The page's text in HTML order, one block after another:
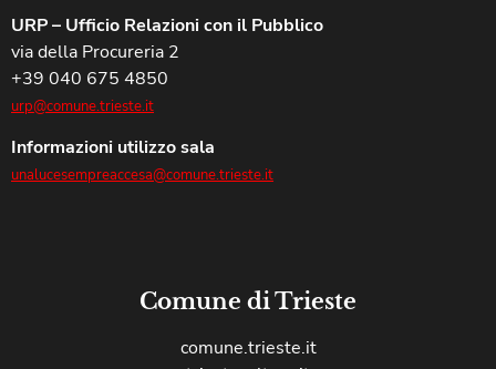
URP – Ufficio Relazioni con il Pubblico
via della Procureria 2
+39 040 675 4850
urp@comune.trieste.it
Informazioni utilizzo sala
unalucesempreaccesa@comune.trieste.it
Comune di Trieste
comune.trieste.it